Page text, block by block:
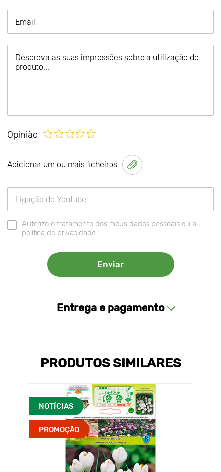
Opinião
Adicionar um ou mais ficheiros
Autorizo o tratamento dos meus dados pessoais e li a
política de privacidade.
Entrega e pagamento
PRODUTOS SIMILARES
NOTÍCIAS
PROMOÇÃO